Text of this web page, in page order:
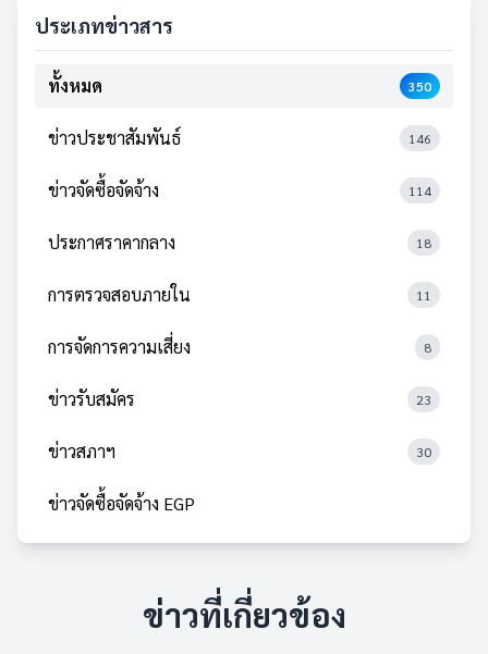
ประเภทข่าวสาร
ทั้งหมด 350
ข่าวประชาสัมพันธ์ 146
ข่าวจัดซื้อจัดจ้าง 114
ประกาศราคากลาง 18
การตรวจสอบภายใน 11
การจัดการความเสี่ยง 8
ข่าวรับสมัคร 23
ข่าวสภาฯ 30
ข่าวจัดซื้อจัดจ้าง EGP
ข่าวที่เกี่ยวข้อง